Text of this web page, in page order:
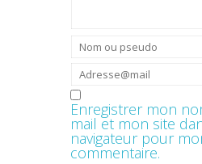
Enregistrer mon
mail et mon site
navigateur pour
commentaire.